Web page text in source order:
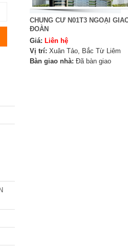
CHUNG CƯ N01T3 NGOẠI
ĐOÀN
Giá: Liên hệ
Vị trí: Xuân Tảo, Bắc Từ Liêm
Bàn giao nhà: Đã bàn giao